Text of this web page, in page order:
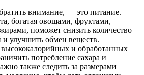
внимание, — это питание.
богатая овощами, фруктами,
поможет снизить количество
улучшить обмен веществ.
высококалорийных и обработанных
потребление сахара и
также следить за размерами